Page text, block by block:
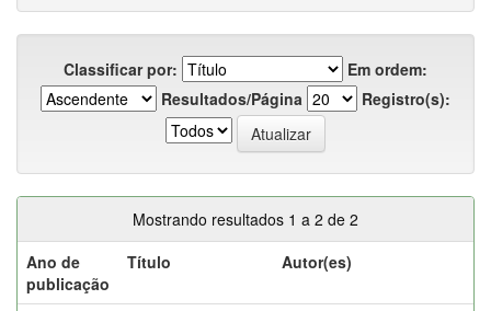
Classificar por:
Em ordem:
Resultados/Página
Registro(s):
Mostrando resultados 1 a 2 de 2
Ano de
publicação
Título Autor(es)